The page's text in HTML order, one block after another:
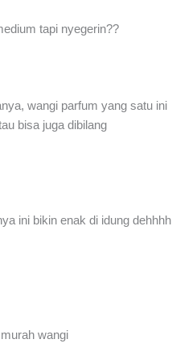
tapi nyegerin??
wangi parfum yang satu ini
bisa juga dibilang
ini bikin enak di idung dehhhh